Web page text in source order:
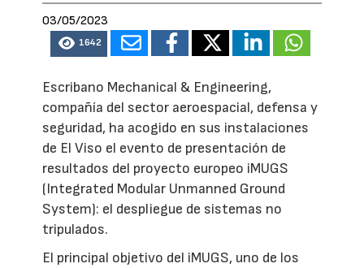
03/05/2023
1642
Escribano Mechanical & Engineering,
compañía del sector aeroespacial, defensa y
seguridad, ha acogido en sus instalaciones
de El Viso el evento de presentación de
resultados del proyecto europeo iMUGS
(Integrated Modular Unmanned Ground
System): el despliegue de sistemas no
tripulados.
El principal objetivo del iMUGS, uno de los